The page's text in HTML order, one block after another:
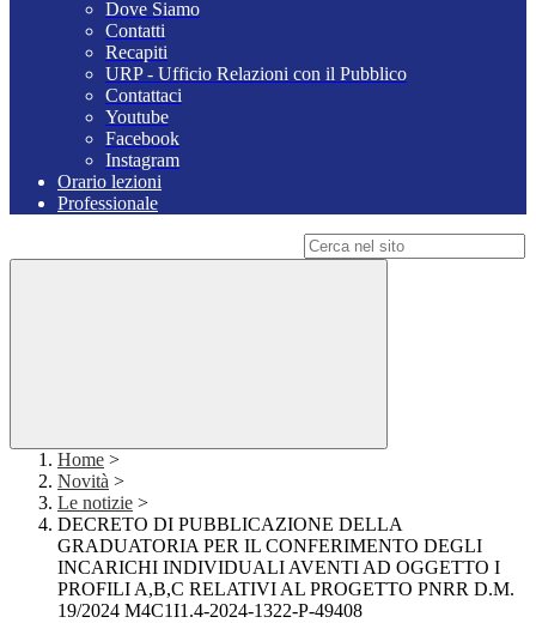
Dove Siamo
Contatti
Recapiti
URP - Ufficio Relazioni con il Pubblico
Contattaci
Youtube
Facebook
Instagram
Orario lezioni
Professionale
Home >
Novità >
Le notizie >
DECRETO DI PUBBLICAZIONE DELLA
GRADUATORIA PER IL CONFERIMENTO DEGLI
INCARICHI INDIVIDUALI AVENTI AD OGGETTO I
PROFILI A,B,C RELATIVI AL PROGETTO PNRR D.M.
19/2024 M4C1I1.4-2024-1322-P-49408